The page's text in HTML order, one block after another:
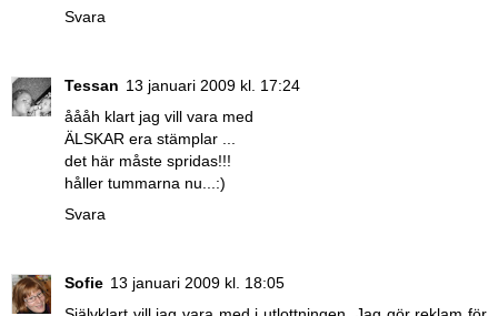
Svara
Tessan 13 januari 2009 kl. 17:24
åååh klart jag vill vara med
ÄLSKAR era stämplar ...
det här måste spridas!!!
håller tummarna nu...:)
Svara
Sofie 13 januari 2009 kl. 18:05